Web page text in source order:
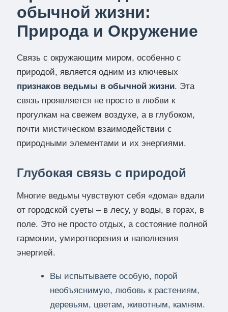
обычной жизни:
Природа и Окружение
Связь с окружающим миром, особенно с
природой, является одним из ключевых
признаков ведьмы в обычной жизни. Эта
связь проявляется не просто в любви к
прогулкам на свежем воздухе, а в глубоком,
почти мистическом взаимодействии с
природными элементами и их энергиями.
Глубокая связь с природой
Многие ведьмы чувствуют себя «дома» вдали
от городской суеты – в лесу, у воды, в горах, в
поле. Это не просто отдых, а состояние полной
гармонии, умиротворения и наполнения
энергией.
Вы испытываете особую, порой
необъяснимую, любовь к растениям,
деревьям, цветам, животным, камням.